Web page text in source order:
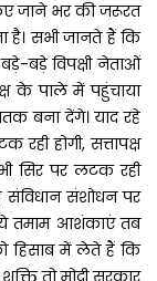
जाने भर की जरूरत
है। सभी जानते हैं कि
बड़े विपक्षी नेताओं
के पाले में पहुंचाया
बना देंगे। याद रहे
होगी, सत्तापक्ष
सिर पर लटक रही
संशोधन पर
तमाम आशंकाएं तब
हिसाब में लेते हैं कि
तो मोदी सरकार